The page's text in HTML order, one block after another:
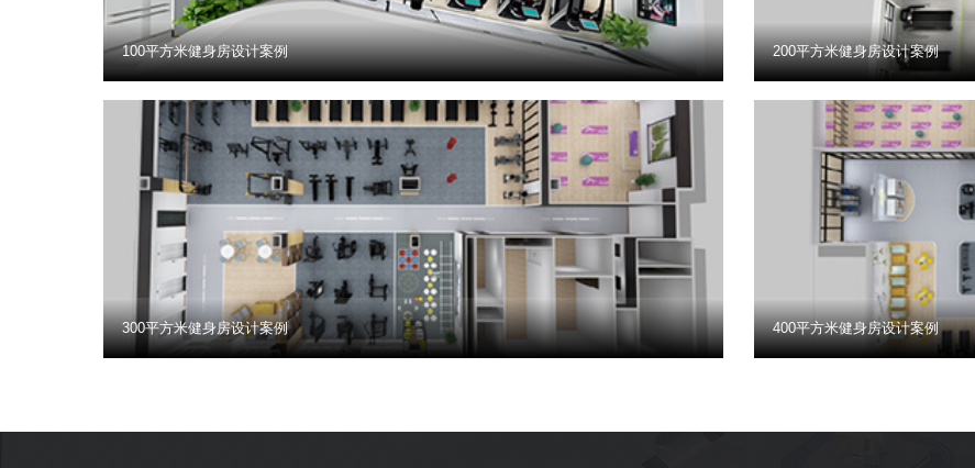
100平方米健身房设计案例 200平方米健身房设计案例
300平方米健身房设计案例 400平方米健身房设计案例